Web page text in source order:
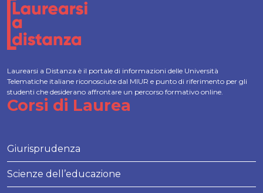
Laurearsi a Distanza è il portale di informazioni delle Università
Telematiche italiane riconosciute dal MIUR e punto di riferimento per gli
studenti che desiderano affrontare un percorso formativo online.
Corsi di Laurea
Giurisprudenza
Scienze dell’educazione